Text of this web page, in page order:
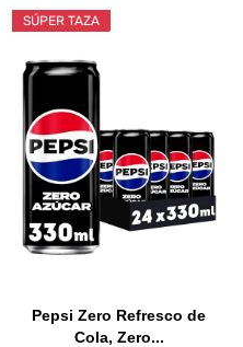
SÚPER TAZA
Pepsi Zero Refresco de
Cola, Zero...